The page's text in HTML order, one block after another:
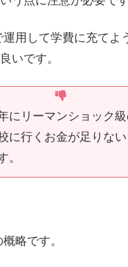
運用して学費に充てよ
いです。
にリーマンショック
に行くお金が足りな
。
略です。